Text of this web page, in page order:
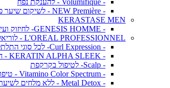
- Volumifique - להענקת נפח
- NEW Première - לשיקום שיער פגום
KERASTASE MEN
- GENESIS HOMME- לחיזוק ועיבוי השיער- חדש לגברים!
L'OREAL PROFESSIONNEL - לוריאל פרופסיונל- סרי אקספרט
- Curl Expression- לכל סוגי התלתלים
- KERATIN ALPHA SLEEK - חדש! למראה שיער חלק ושליטה בנפח בלתי רצוי
- Scalp- לטיפול בקרקפת
- Vitamino Color Spectrum - טיפול מקצועי לשיער צבוע
- Metal Detox - ללא מלחים לשיער צבוע/גוונים/הבהרה